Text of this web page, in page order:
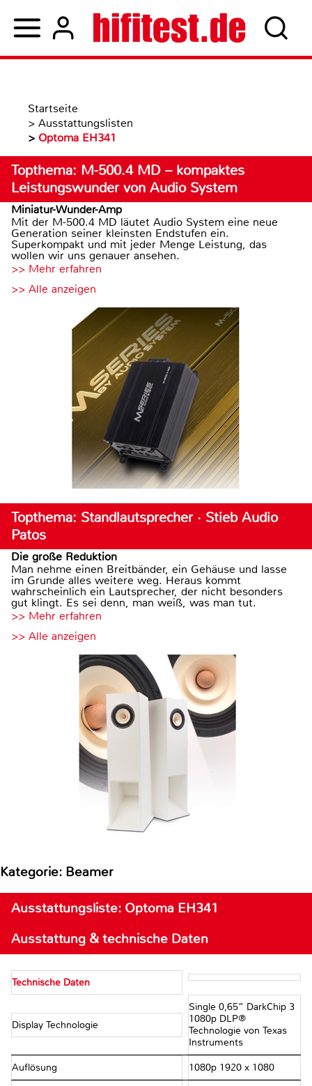
Startseite
> Ausstattungslisten
> Optoma EH341
Topthema: M-500.4 MD – kompaktes
Leistungswunder von Audio System
Miniatur-Wunder-Amp
Mit der M-500.4 MD läutet Audio System eine neue
Generation seiner kleinsten Endstufen ein.
Superkompakt und mit jeder Menge Leistung, das
wollen wir uns genauer ansehen.
>> Mehr erfahren
>> Alle anzeigen
Topthema: Standlautsprecher · Stieb Audio
Patos
Die große Reduktion
Man nehme einen Breitbänder, ein Gehäuse und lasse
im Grunde alles weitere weg. Heraus kommt
wahrscheinlich ein Lautsprecher, der nicht besonders
gut klingt. Es sei denn, man weiß, was man tut.
>> Mehr erfahren
>> Alle anzeigen
Kategorie: Beamer
Ausstattungsliste: Optoma EH341
Ausstattung & technische Daten
Technische Daten
Display Technologie
Single 0,65” DarkChip 3
1080p DLP®
Technologie von Texas
Instruments
Auflösung 1080p 1920 x 1080